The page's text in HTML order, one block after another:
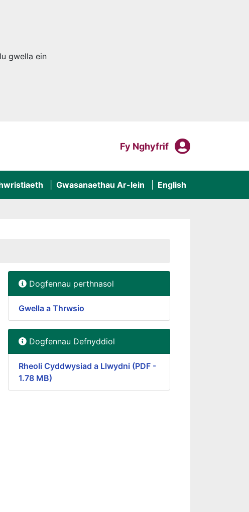
gwella ein
Mewngofnodi I
Fy Nghyfrif Fy
Gwasanaethau Ar-lein English
Dogfennau perthnasol
Gwella a Thrwsio
Dogfennau Defnyddiol
Rheoli Cyddwysiad a Llwydni (PDF -
1.78 MB)